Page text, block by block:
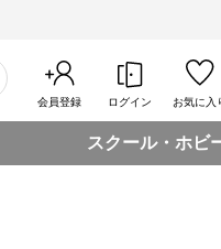
会員登録 ログイン お気に入
スクール・ホビ